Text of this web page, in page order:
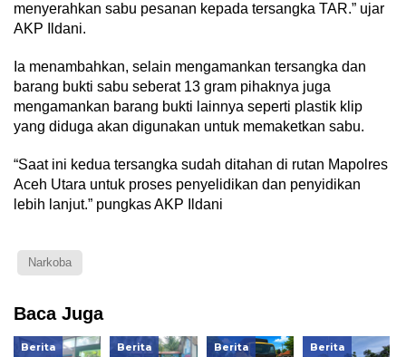
menyerahkan sabu pesanan kepada tersangka TAR.” ujar
AKP Ildani.
Ia menambahkan, selain mengamankan tersangka dan
barang bukti sabu seberat 13 gram pihaknya juga
mengamankan barang bukti lainnya seperti plastik klip
yang diduga akan digunakan untuk memaketkan sabu.
“Saat ini kedua tersangka sudah ditahan di rutan Mapolres
Aceh Utara untuk proses penyelidikan dan penyidikan
lebih lanjut.” pungkas AKP Ildani
Narkoba
Baca Juga
Berita Berita Berita Berita